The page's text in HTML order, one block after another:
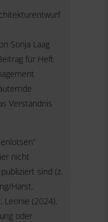
Sonja Laag
für Heft
Verständnis
nicht
sind (z.
Harst,
Leonie (2024).
oder